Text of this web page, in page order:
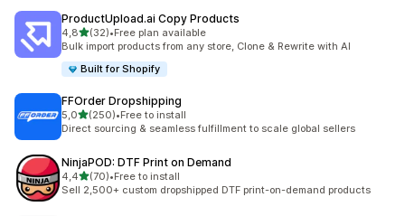
ProductUpload.ai Copy Products
4,8na 5 gwiazdek
(32)
Łączna liczba recenzji: 32
•Free plan available
Bulk import products from any store, Clone & Rewrite with AI
Built for Shopify
FFOrder Dropshipping
5,0na 5 gwiazdek
(250)
Łączna liczba recenzji: 250
•Free to install
Direct sourcing & seamless fulfillment to scale global sellers
NinjaPOD: DTF Print on Demand
4,4na 5 gwiazdek
(70)
Łączna liczba recenzji: 70
•Free to install
Sell 2,500+ custom dropshipped DTF print-on-demand products